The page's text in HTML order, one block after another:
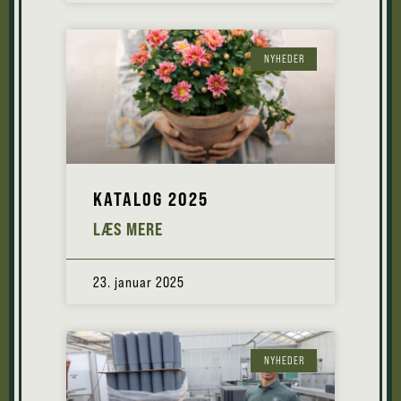
NYHEDER
KATALOG 2025
LÆS MERE
23. januar 2025
NYHEDER